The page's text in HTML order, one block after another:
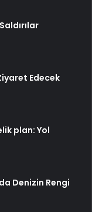
Edecek
plan: Yol
Denizin Rengi